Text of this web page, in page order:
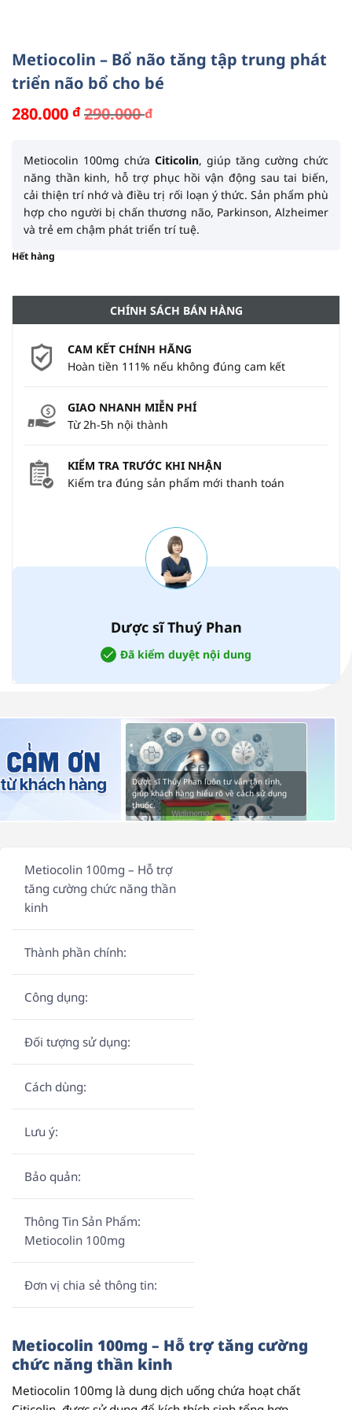
Metiocolin – Bổ não tăng tập trung phát
triển não bổ cho bé
290.000đ
Giá
290.000 đ.
280.000 đ
Giá
là:
280.000 đ.
Metiocolin 100mg chứa Citicolin, giúp tăng cường chức
năng thần kinh, hỗ trợ phục hồi vận động sau tai biến,
cải thiện trí nhớ và điều trị rối loạn ý thức. Sản phẩm phù
hợp cho người bị chấn thương não, Parkinson, Alzheimer
và trẻ em chậm phát triển trí tuệ.
Hết hàng
CHÍNH SÁCH BÁN HÀNG
CAM KẾT CHÍNH HÃNG
Hoàn tiền 111% nếu không đúng cam kết
GIAO NHANH MIỄN PHÍ
Từ 2h-5h nội thành
KIỂM TRA TRƯỚC KHI NHẬN
Kiểm tra đúng sản phẩm mới thanh toán
Dược sĩ Thuý Phan
Đã kiểm duyệt nội dung
Dược sĩ Thúy Phan luôn tư vấn tận tình,
giúp khách hàng hiểu rõ về cách sử dụng
thuốc.
Metiocolin 100mg – Hỗ trợ
tăng cường chức năng thần
kinh
Thành phần chính:
Công dụng:
Đối tượng sử dụng:
Cách dùng:
Lưu ý:
Bảo quản:
Thông Tin Sản Phẩm:
Metiocolin 100mg
Đơn vị chia sẻ thông tin:
Metiocolin 100mg – Hỗ trợ tăng cường
chức năng thần kinh
Metiocolin 100mg là dung dịch uống chứa hoạt chất